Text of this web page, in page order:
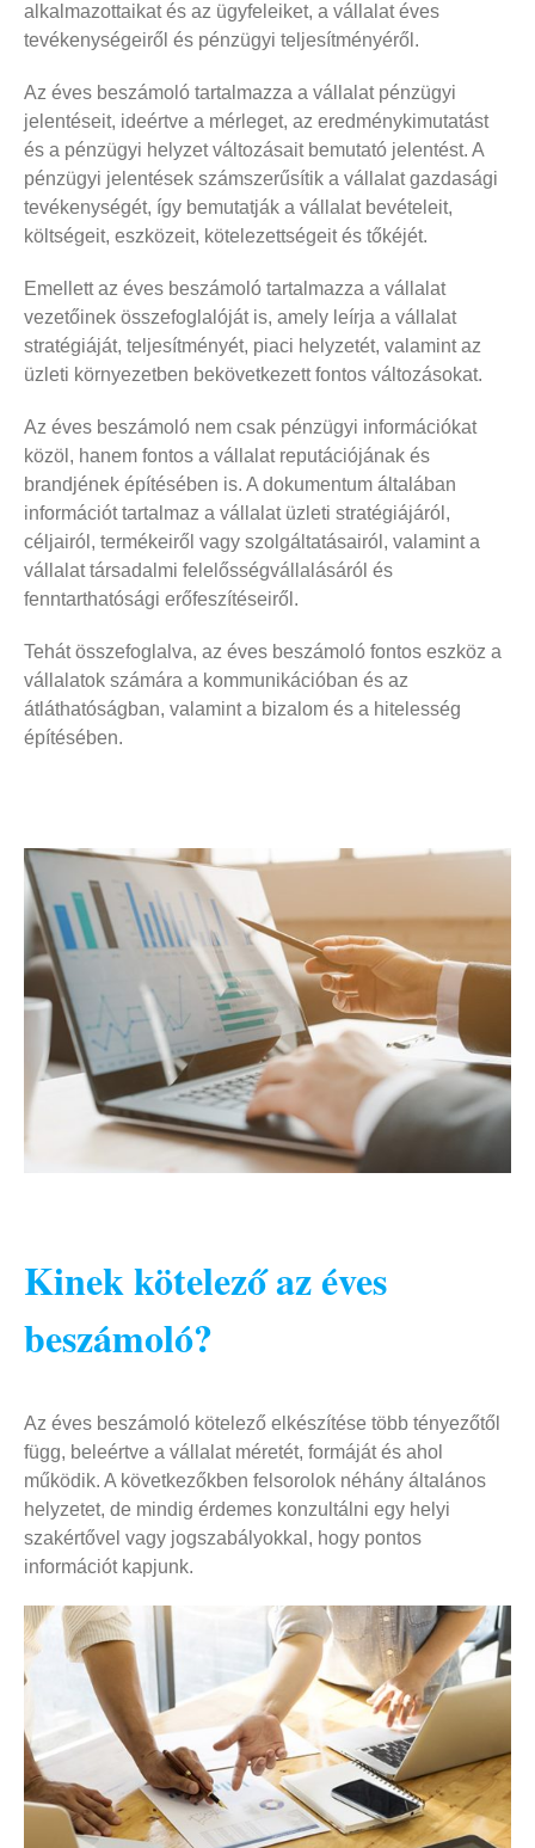
alkalmazottaikat és az ügyfeleiket, a vállalat éves
tevékenységeiről és pénzügyi teljesítményéről.
Az éves beszámoló tartalmazza a vállalat pénzügyi
jelentéseit, ideértve a mérleget, az eredménykimutatást
és a pénzügyi helyzet változásait bemutató jelentést. A
pénzügyi jelentések számszerűsítik a vállalat gazdasági
tevékenységét, így bemutatják a vállalat bevételeit,
költségeit, eszközeit, kötelezettségeit és tőkéjét.
Emellett az éves beszámoló tartalmazza a vállalat
vezetőinek összefoglalóját is, amely leírja a vállalat
stratégiáját, teljesítményét, piaci helyzetét, valamint az
üzleti környezetben bekövetkezett fontos változásokat.
Az éves beszámoló nem csak pénzügyi információkat
közöl, hanem fontos a vállalat reputációjának és
brandjének építésében is. A dokumentum általában
információt tartalmaz a vállalat üzleti stratégiájáról,
céljairól, termékeiről vagy szolgáltatásairól, valamint a
vállalat társadalmi felelősségvállalásáról és
fenntarthatósági erőfeszítéseiről.
Tehát összefoglalva, az éves beszámoló fontos eszköz a
vállalatok számára a kommunikációban és az
átláthatóságban, valamint a bizalom és a hitelesség
építésében.
Kinek kötelező az éves
beszámoló?
Az éves beszámoló kötelező elkészítése több tényezőtől
függ, beleértve a vállalat méretét, formáját és ahol
működik. A következőkben felsorolok néhány általános
helyzetet, de mindig érdemes konzultálni egy helyi
szakértővel vagy jogszabályokkal, hogy pontos
információt kapjunk.